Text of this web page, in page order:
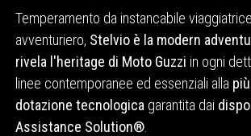
Temperamento da instancabile
avventuriero, Stelvio è la modern
rivela l'heritage di Moto Guzzi in ogni
linee contemporanee ed essenziali alla
dotazione tecnologica garantita dai
Assistance Solution®.